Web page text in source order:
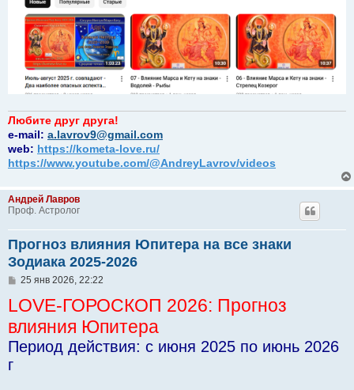
Любите друг друга!
e-mail: a.lavrov9@gmail.com
web: https://kometa-love.ru/
https://www.youtube.com/@AndreyLavrov/videos
Андрей Лавров
Проф. Астролог
Прогноз влияния Юпитера на все знаки
Зодиака 2025-2026
С
о
б
щ
е
н
25 янв 2026, 22:22
LOVE-ГОРОСКОП 2026: Прогноз
влияния Юпитера
Период действия: c июня 2025 по июнь 2026
г